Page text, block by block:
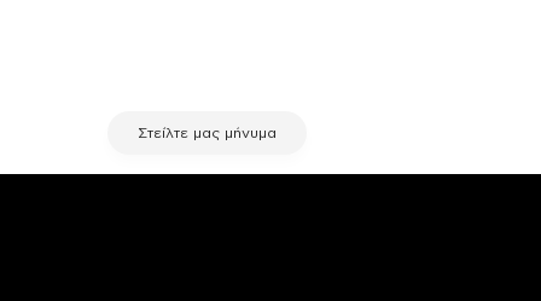
Στείλτε μας μήνυμα